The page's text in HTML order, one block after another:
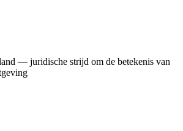
— juridische strijd om de betekenis van